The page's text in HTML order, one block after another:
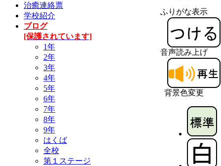
ふりがな表示
音声読み上げ
背景色変更
治癒連絡票
学校紹介
ブログ
[保護されています]
1年
2年
3年
4年
5年
6年
7年
8年
9年
はくば
全校
第１ステージ